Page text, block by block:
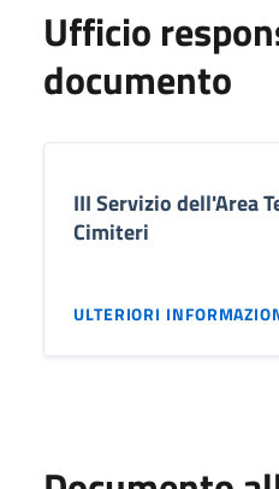
Ufficio
documento
III Servizio dell'Area
Cimiteri
ULTERIORI